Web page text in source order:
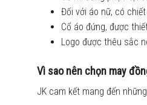
Đối với áo nữ, có
Cổ áo đứng, được
Logo được thêu sắc
Vì sao nên chọn may
JK cam kết mang đến